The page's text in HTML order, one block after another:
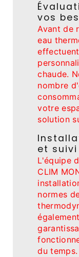
vos
Avant de
eau
chaude.
nombre
votre
solution
et
L'équipe
CLIM
normes
du temps.